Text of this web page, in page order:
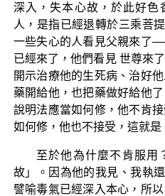
深入，失本心故，於此好色
人，是指已經退轉於三乘菩
一些失心的人看見父親來了
已經來了，他們看見 世尊來
開示治療他的生死病、治好
藥開給他，也把藥做好給他
說明法應當如何修，他不肯
如何修，他也不接受，這就是
至於他為什麼不肯服用
故」。因為他的我見、我執
譬喻毒氣已經深入本心，所